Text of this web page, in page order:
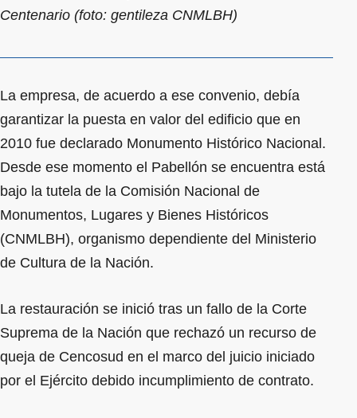
Centenario (foto: gentileza CNMLBH)
La empresa, de acuerdo a ese convenio, debía
garantizar la puesta en valor del edificio que en
2010 fue declarado Monumento Histórico Nacional.
Desde ese momento el Pabellón se encuentra está
bajo la tutela de la Comisión Nacional de
Monumentos, Lugares y Bienes Históricos
(CNMLBH), organismo dependiente del Ministerio
de Cultura de la Nación.
La restauración se inició tras un fallo de la Corte
Suprema de la Nación que rechazó un recurso de
queja de Cencosud en el marco del juicio iniciado
por el Ejército debido incumplimiento de contrato.